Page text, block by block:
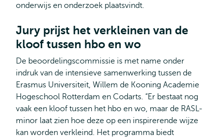
onderwijs en onderzoek plaatsvindt.
Jury prijst het verkleinen van de
kloof tussen hbo en wo
De beoordelingscommissie is met name onder
indruk van de intensieve samenwerking tussen de
Erasmus Universiteit, Willem de Kooning Academie
Hogeschool Rotterdam en Codarts. “Er bestaat nog
vaak een kloof tussen het hbo en wo, maar de RASL-
minor laat zien hoe deze op een inspirerende wijze
kan worden verkleind. Het programma biedt